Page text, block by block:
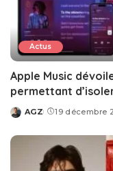
Actus
Apple Music
permettant
Posted
AGZ 19 décembre